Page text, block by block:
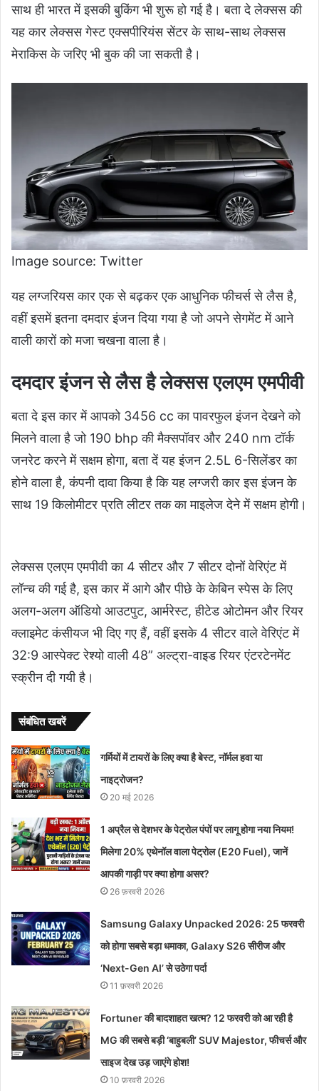
साथ ही भारत में इसकी बुकिंग भी शुरू हो गई है। बता दे लेक्सस की
यह कार लेक्सस गेस्ट एक्सपीरियंस सेंटर के साथ-साथ लेक्सस
मेराकिस के जरिए भी बुक की जा सकती है।
Image source: Twitter
यह लग्जरियस कार एक से बढ़कर एक आधुनिक फीचर्स से लैस है,
वहीं इसमें इतना दमदार इंजन दिया गया है जो अपने सेगमेंट में आने
वाली कारों को मजा चखना वाला है।
दमदार इंजन से लैस है लेक्सस एलएम एमपीवी
बता दे इस कार में आपको 3456 cc का पावरफुल इंजन देखने को
मिलने वाला है जो 190 bhp की मैक्सपॉवर और 240 nm टॉर्क
जनरेट करने में सक्षम होगा, बता दें यह इंजन 2.5L 6-सिलेंडर का
होने वाला है, कंपनी दावा किया है कि यह लग्जरी कार इस इंजन के
साथ 19 किलोमीटर प्रति लीटर तक का माइलेज देने में सक्षम होगी।
लेक्सस एलएम एमपीवी का 4 सीटर और 7 सीटर दोनों वेरिएंट में
लॉन्च की गई है, इस कार में आगे और पीछे के केबिन स्पेस के लिए
अलग-अलग ऑडियो आउटपुट, आर्मरेस्ट, हीटेड ओटोमन और रियर
क्लाइमेट कंसीयज भी दिए गए हैं, वहीं इसके 4 सीटर वाले वेरिएंट में
32:9 आस्पेक्ट रेश्यो वाली 48” अल्ट्रा-वाइड रियर एंटरटेनमेंट
स्क्रीन दी गयी है।
संबंधित खबरें
गर्मियों में टायरों के लिए क्या है बेस्ट, नॉर्मल हवा या
नाइट्रोजन?
20 मई 2026
1 अप्रैल से देशभर के पेट्रोल पंपों पर लागू होगा नया नियम!
मिलेगा 20% एथेनॉल वाला पेट्रोल (E20 Fuel), जानें
आपकी गाड़ी पर क्या होगा असर?
26 फ़रवरी 2026
Samsung Galaxy Unpacked 2026: 25 फरवरी
को होगा सबसे बड़ा धमाका, Galaxy S26 सीरीज और
‘Next-Gen AI’ से उठेगा पर्दा
11 फ़रवरी 2026
Fortuner की बादशाहत खत्‍म? 12 फरवरी को आ रही है
MG की सबसे बड़ी ‘बाहुबली’ SUV Majestor, फीचर्स और
साइज देख उड़ जाएंगे होश!
10 फ़रवरी 2026